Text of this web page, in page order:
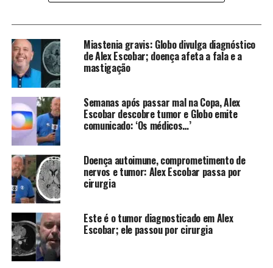
O que rolou? No mês passado o ex-BBB Davi Brito
entregou para o público do ‘Alô Alô Bahia’ em entrevista
durante São João da cidade que estava com os pés
plantados na Globo com novos projetos.
“A gente está pensando em um novo programa que
vai sair na Globo. Estamos adquirindo as estratégias
para poder trazer essa novidade. Será logo, em
breve, mas é segredo, não posso contar muita coisa
ainda“, disse Davi na época.
Mas segundo o colunista Gabriel Vaquer do jornal F5 a
emissora não confirmou sua fala de possível projeto na
empresa. Ainda segundo Gabriel, a permanência de Davi
na emissora está com os dias contados até o final do ano
com participações nas programações.
Miastenia gravis: Globo divulga diagnóstico
de Alex Escobar; doença afeta a fala e a
mastigação
Semanas após passar mal na Copa, Alex
Escobar descobre tumor e Globo emite
comunicado: ‘Os médicos…’
Doença autoimune, comprometimento de
nervos e tumor: Alex Escobar passa por
cirurgia
Este é o tumor diagnosticado em Alex
Escobar; ele passou por cirurgia